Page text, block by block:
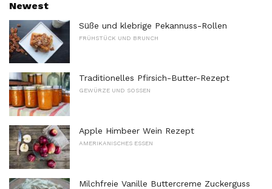
Newest
Süße und klebrige Pekannuss-Rollen
FRÜHSTÜCK UND BRUNCH
Traditionelles Pfirsich-Butter-Rezept
GEWÜRZE UND SOSSEN
Apple Himbeer Wein Rezept
AMERIKANISCHES ESSEN
Milchfreie Vanille Buttercreme Zuckerguss